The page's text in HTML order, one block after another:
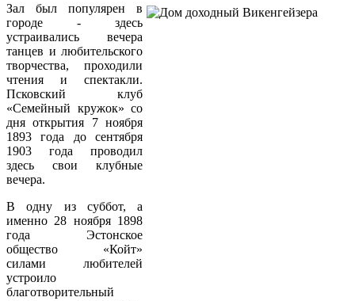
Зал был популярен в
городе - здесь
устраивались вечера
танцев и любительского
творчества, проходили
чтения и спектакли.
Псковский клуб
«Семейный кружок» со
дня открытия 7 ноября
1893 года до сентября
1903 года проводил
здесь свои клубные
вечера.
В одну из суббот, а
именно 28 ноября 1898
года Эстонское
общество «Койт»
силами любителей
устроило
благотворительный